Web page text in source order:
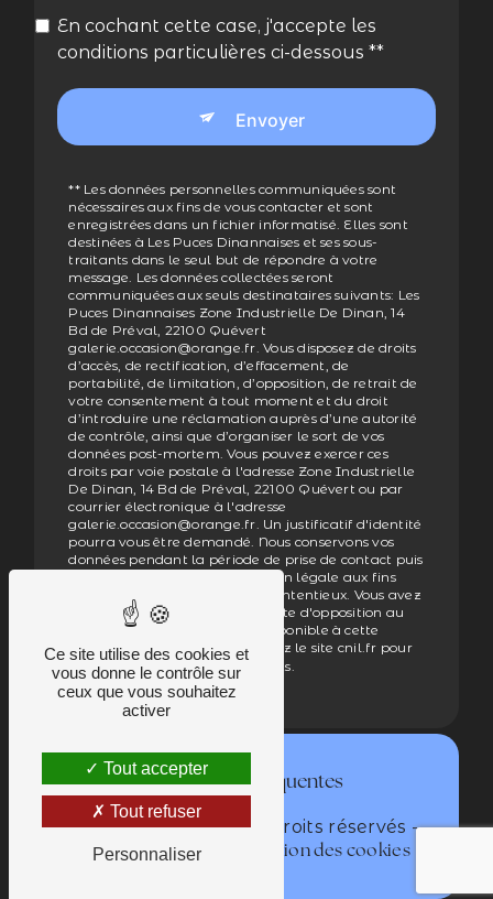
En cochant cette case, j'accepte les
conditions particulières ci-dessous **
Envoyer
** Les données personnelles communiquées sont
nécessaires aux fins de vous contacter et sont
enregistrées dans un fichier informatisé. Elles sont
destinées à Les Puces Dinannaises et ses sous-
traitants dans le seul but de répondre à votre
message. Les données collectées seront
communiquées aux seuls destinataires suivants: Les
Puces Dinannaises Zone Industrielle De Dinan, 14
Bd de Préval, 22100 Quévert
galerie.occasion@orange.fr. Vous disposez de droits
d’accès, de rectification, d’effacement, de
portabilité, de limitation, d’opposition, de retrait de
votre consentement à tout moment et du droit
d’introduire une réclamation auprès d’une autorité
de contrôle, ainsi que d’organiser le sort de vos
données post-mortem. Vous pouvez exercer ces
droits par voie postale à l'adresse Zone Industrielle
De Dinan, 14 Bd de Préval, 22100 Quévert ou par
courrier électronique à l'adresse
galerie.occasion@orange.fr. Un justificatif d'identité
pourra vous être demandé. Nous conservons vos
données pendant la période de prise de contact puis
pendant la durée de prescription légale aux fins
probatoires et de gestion des contentieux. Vous avez
le droit de vous inscrire sur la liste d'opposition au
démarchage téléphonique, disponible à cette
adresse:Bloctel.gouv.fr. Consultez le site cnil.fr pour
plus d’informations sur vos droits.
Recherches fréquentes
©Vistalid- 2026 - Tous droits réservés -
Mentions légales Gestion des cookies
Ce site utilise des cookies et
vous donne le contrôle sur
ceux que vous souhaitez
activer
Tout accepter
Tout refuser
Personnaliser